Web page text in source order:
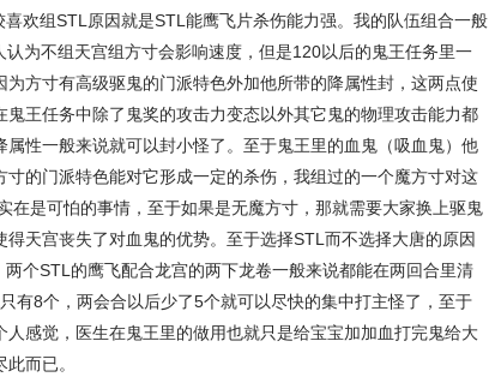
欢组STL原因就是STL能鹰飞片杀伤能力强。我的队伍组合一般
为不组天宫组方寸会影响速度，但是120以后的鬼王任务里一
方寸有高级驱鬼的门派特色外加他所带的降属性封，这两点使
王任务中除了鬼奖的攻击力变态以外其它鬼的物理攻击能力都
性一般来说就可以封小怪了。至于鬼王里的血鬼（吸血鬼）他
的门派特色能对它形成一定的杀伤，我组过的一个魔方寸对这
在是可怕的事情，至于如果是无魔方寸，那就需要大家换上驱鬼
天宫丧失了对血鬼的优势。至于选择STL而不选择大唐的原因
个STL的鹰飞配合龙宫的两下龙卷一般来说都能在两回合里清
有8个，两会合以后少了5个就可以尽快的集中打主怪了，至于
感觉，医生在鬼王里的做用也就只是给宝宝加加血打完鬼给大
而已。